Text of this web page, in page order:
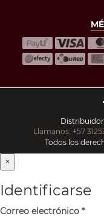
Llámanos: +57
Todos los
×
Identificarse
Correo electrónico *